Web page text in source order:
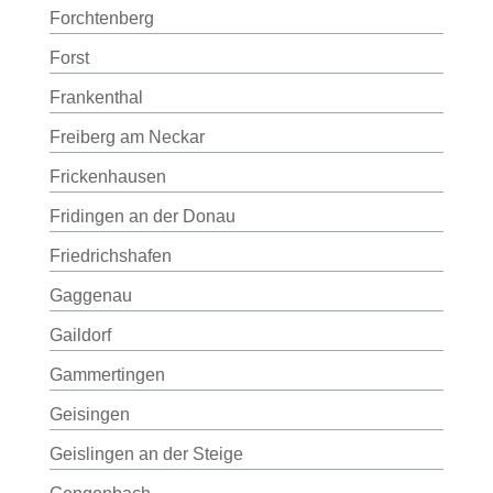
Forchtenberg
Forst
Frankenthal
Freiberg am Neckar
Frickenhausen
Fridingen an der Donau
Friedrichshafen
Gaggenau
Gaildorf
Gammertingen
Geisingen
Geislingen an der Steige